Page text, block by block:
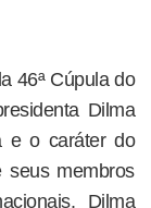
46ª Cúpula do
Dilma
e o caráter do
seus membros
Dilma